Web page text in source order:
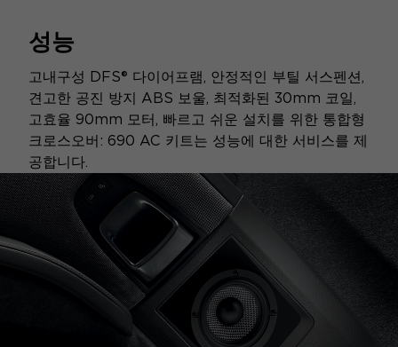
성능
고내구성 DFS® 다이어프램, 안정적인 부틸 서스펜션,
견고한 공진 방지 ABS 보울, 최적화된 30mm 코일,
고효율 90mm 모터, 빠르고 쉬운 설치를 위한 통합형
크로스오버: 690 AC 키트는 성능에 대한 서비스를 제
공합니다.